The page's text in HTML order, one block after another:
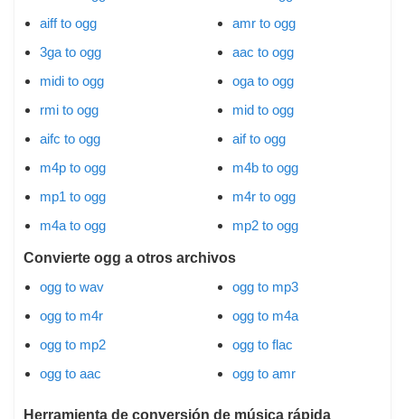
aiff to ogg
3ga to ogg
midi to ogg
rmi to ogg
aifc to ogg
m4p to ogg
mp1 to ogg
m4a to ogg
amr to ogg
aac to ogg
oga to ogg
mid to ogg
aif to ogg
m4b to ogg
m4r to ogg
mp2 to ogg
Convierte ogg a otros archivos
ogg to wav
ogg to m4r
ogg to mp2
ogg to aac
ogg to mp3
ogg to m4a
ogg to flac
ogg to amr
Herramienta de conversión de música rápida